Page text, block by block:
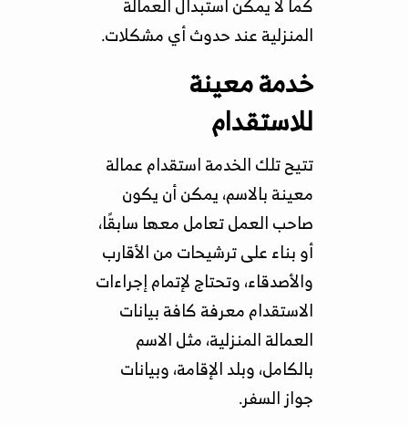
المنزلية عند حدوث أي مشكلات.
خدمة معينة
للاستقدام
تتيح تلك الخدمة استقدام عمالة
معينة بالاسم، يمكن أن يكون
صاحب العمل تعامل معها سابقًا،
أو بناء على ترشيحات من الأقارب
والأصدقاء، وتحتاج لإتمام إجراءات
الاستقدام معرفة كافة بيانات
العمالة المنزلية، مثل الاسم
بالكامل، وبلد الإقامة، وبيانات
جواز السفر.